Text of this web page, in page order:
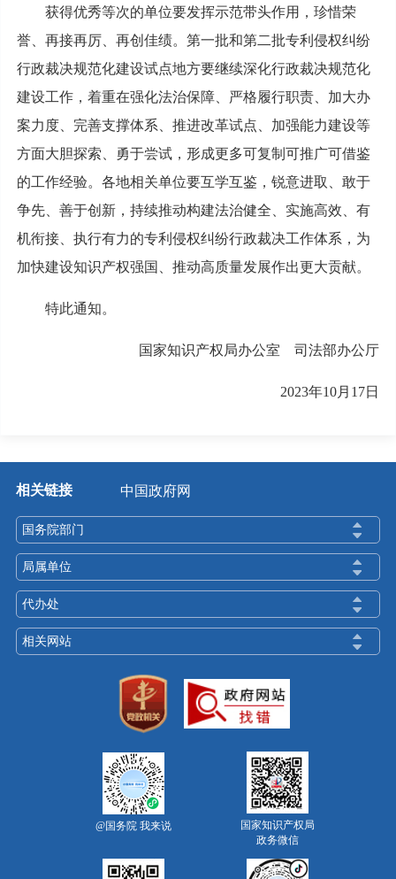
获得优秀等次的单位要发挥示范带头作用，珍惜荣
誉、再接再厉、再创佳绩。第一批和第二批专利侵权纠纷
行政裁决规范化建设试点地方要继续深化行政裁决规范化
建设工作，着重在强化法治保障、严格履行职责、加大办
案力度、完善支撑体系、推进改革试点、加强能力建设等
方面大胆探索、勇于尝试，形成更多可复制可推广可借鉴
的工作经验。各地相关单位要互学互鉴，锐意进取、敢于
争先、善于创新，持续推动构建法治健全、实施高效、有
机衔接、执行有力的专利侵权纠纷行政裁决工作体系，为
加快建设知识产权强国、推动高质量发展作出更大贡献。
特此通知。
国家知识产权局办公室 司法部办公厅
2023年10月17日
相关链接 中国政府网
国务院部门
局属单位
代办处
相关网站
@国务院 我来说
国家知识产权局
政务微信